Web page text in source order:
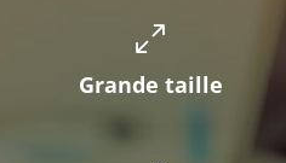
Grande taille